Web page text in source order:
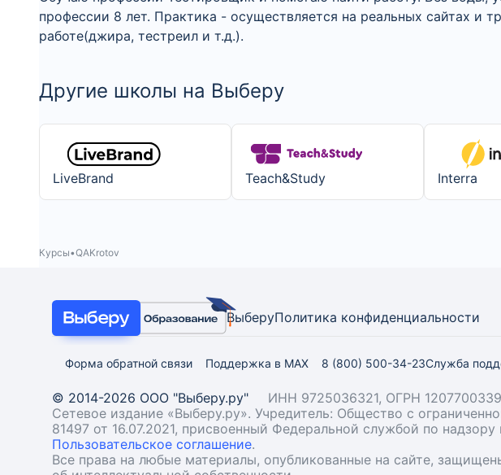
профессии 8 лет. Практика - осуществляется на реальных сайтах и
работе(джира, тестреил и т.д.).
Другие школы на Выберу
LiveBrand Teach&Study Interra
Курсы QAKrotov
ВыберуПолитика конфиденциальности
Форма обратной связи Поддержка в MAX 8 (800) 500-34-23Служба
© 2014-2026 ООО "Выберу.ру"
ИНН 9725036321, ОГРН
Сетевое издание «Выберу.ру». Учредитель: Общество с
81497 от 16.07.2021, присвоенный Федеральной службой по
Пользовательское соглашение.
Все права на любые материалы, опубликованные на сайте,